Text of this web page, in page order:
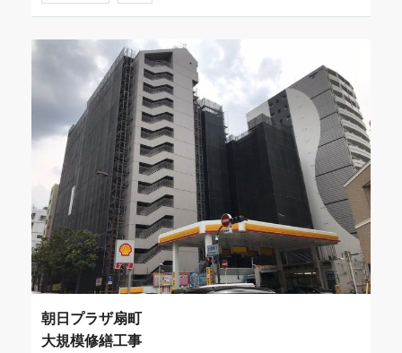
朝日プラザ扇町
大規模修繕工事